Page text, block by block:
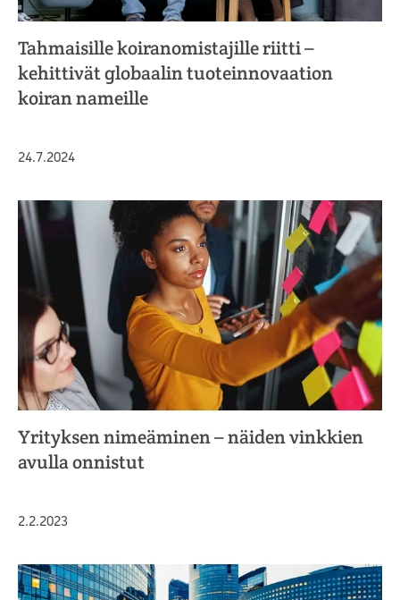
Tahmaisille koiranomistajille riitti –
kehittivät globaalin tuoteinnovaation
koiran nameille
Julkaistu
24.7.2024
Yrityksen nimeäminen – näiden vinkkien
avulla onnistut
Julkaistu
2.2.2023